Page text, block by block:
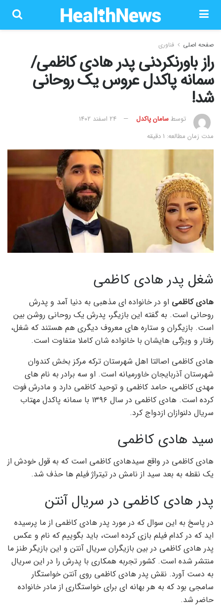
صفحه اصلی فناوری
راز باورنکردنی پدر هادی کاظمی/
سمانه پاکدل عروس یک روحانی
شد!
توسطسامان پاکدل
۲۴ اسفند ۱۴۰۲
مدت زمان مطالعه: 1 دقیقه
شغل پدر هادی کاظمی
هادی کاظمی او در خانواده ای مذهبی به دنیا آمد و پدرش
روحانی است. به گفته این بازیگر، پدرش یک روحانی روشن بین
است. بازیگران و ستاره های معروف دیگری هم هستند که شغل،
رفتار و ویژگی هایشان با خانواده شان کاملا متفاوت است.
هادی کاظمی اصالتا اهل شهرستان ترکه مرکز بخش کندوان
شهرستان آذربایجان خاورمیانه است. او سه برادر به نام های
مهدی کاظمی، حامد کاظمی و توحید کاظمی دارد و مادرش فوت
کرده است. هادی کاظمی در سال ۱۳۹۶ با سمانه پاکدل مهتاب
سریال دلنوازان ازدواج کرد.
سید هادی کاظمی
هادی کاظمی در واقع سیدهادی کاظمی است که به قول خودش از
یک نقطه به بعد سید از نامش در تیتراژ فیلم ها حذف شد.
پدر هادی کاظمی در سریال آنتن
در پاسخ به این سوال که در مورد پدر هادی کاظمی از ما پرسیده
اید که در کدام فیلم بازی کرده است، باید بگوییم که نام و عکس
پدر هادی کاظمی در بین بازیگران سریال آنتن و این بازیگر طنز ما
منتشر شده است. کشور تجربه همکاری با پدرش را در این سریال
به دست آورد. نقش پدر هادی کاظمی روی آنتن خواستگار
سامجی بود که به هر بهانه ای برای خواستگاری از مادر خانواده
حاضر شد.